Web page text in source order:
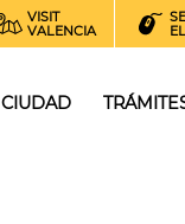
VISIT
VALENCIA